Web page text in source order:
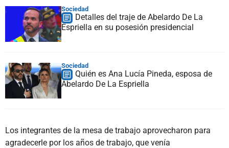
Sociedad
Detalles del traje de Abelardo De La
Espriella en su posesión presidencial
Sociedad
Quién es Ana Lucía Pineda, esposa de
Abelardo De La Espriella
Los integrantes de la mesa de trabajo aprovecharon para
agradecerle por los años de trabajo, que venía